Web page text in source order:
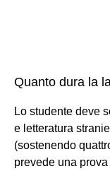
Quanto dura la
Lo studente deve
e letteratura
(sostenendo
prevede una